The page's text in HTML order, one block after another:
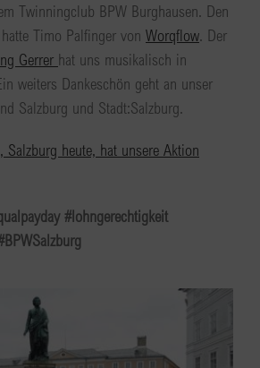
Twinningclub BPW Burghausen. Den
Timo Palfinger von Worqflow. Der
Gerrer hat uns musikalisch in
weiters Dankeschön geht an unser
Salzburg und Stadt:Salzburg.
Salzburg heute, hat unsere Aktion
#lohngerechtigkeit